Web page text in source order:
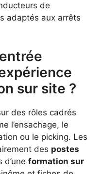
de
adaptés aux arrêts
sur site ?
des rôles cadrés
l’ensachage, le
ou le picking. Les
des postes
d’une formation sur